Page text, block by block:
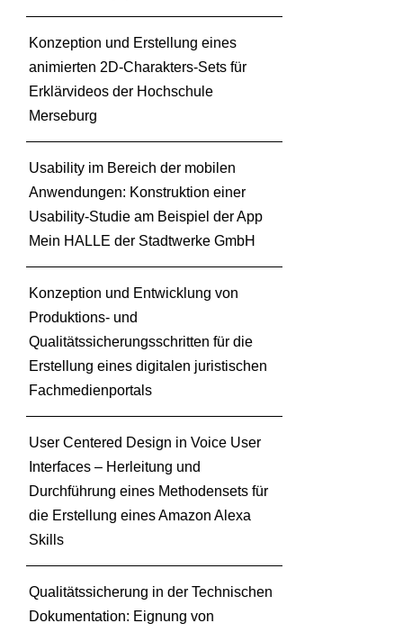
Konzeption und Erstellung eines
animierten 2D-Charakters-Sets für
Erklärvideos der Hochschule
Merseburg
Usability im Bereich der mobilen
Anwendungen: Konstruktion einer
Usability-Studie am Beispiel der App
Mein HALLE der Stadtwerke GmbH
Konzeption und Entwicklung von
Produktions- und
Qualitätssicherungsschritten für die
Erstellung eines digitalen juristischen
Fachmedienportals
User Centered Design in Voice User
Interfaces – Herleitung und
Durchführung eines Methodensets für
die Erstellung eines Amazon Alexa
Skills
Qualitätssicherung in der Technischen
Dokumentation: Eignung von